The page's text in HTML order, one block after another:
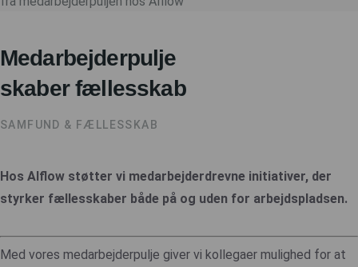
Medarbejderpulje
skaber fællesskab
SAMFUND & FÆLLESSKAB
Hos Alflow støtter vi medarbejderdrevne initiativer, der
styrker fællesskaber både på og uden for arbejdspladsen.
Med vores medarbejderpulje giver vi kollegaer mulighed for at